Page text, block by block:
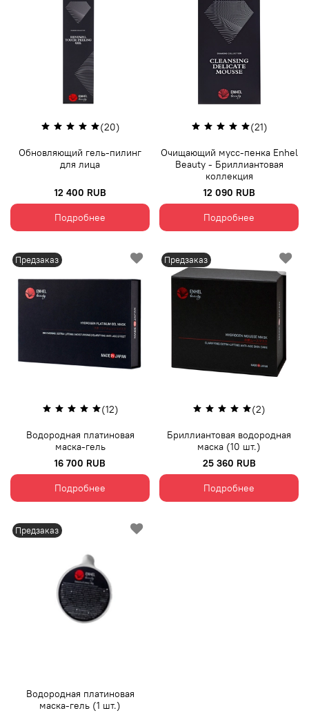
(20)
Обновляющий гель-пилинг
для лица
12 400 RUB
Подробнее
(21)
Очищающий мусс-пенка Enhel
Beauty - Бриллиантовая
коллекция
12 090 RUB
Подробнее
(12)
Предзаказ
Водородная платиновая
маска-гель
16 700 RUB
Подробнее
(2)
Предзаказ
Бриллиантовая водородная
маска (10 шт.)
25 360 RUB
Подробнее
Предзаказ
Водородная платиновая
маска-гель (1 шт.)